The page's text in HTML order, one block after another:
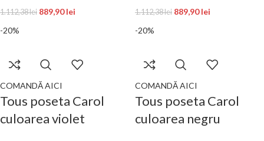
1.112,38lei 889,90lei 1.112,38lei 889,90lei
-20%
COMANDĂ AICI
Tous poseta Carol
culoarea violet
-20%
COMANDĂ AICI
Tous poseta Carol
culoarea negru